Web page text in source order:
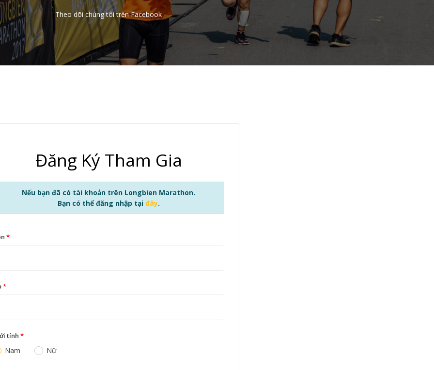
Theo dõi chúng tôi trên Facebook
Đăng Ký Tham Gia
Nếu bạn đã có tài khoản trên Longbien Marathon.
Bạn có thể đăng nhập tại đây.
*
*
tính *
Nam Nữ